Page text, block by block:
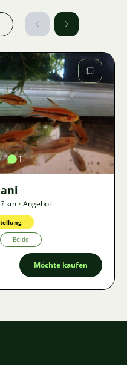
1
? km • Angebot
Beide
Möchte kaufen